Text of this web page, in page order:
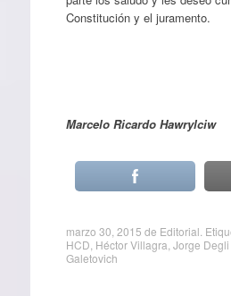
Constitución y el juramento.
Marcelo Ricardo Hawrylciw
marzo 30, 2015 de Editorial .
HCD Héctor Villagra Jorge
Galetovich